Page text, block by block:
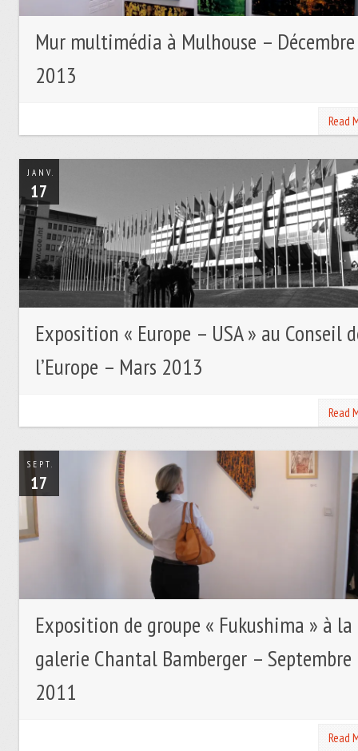
Mur multimédia à Mulhouse – Décembre
2013
Read
JANV.
17
Exposition « Europe – USA » au Conseil
l’Europe – Mars 2013
Read
SEPT.
17
Exposition de groupe « Fukushima » à la
galerie Chantal Bamberger – Septembre
2011
Read